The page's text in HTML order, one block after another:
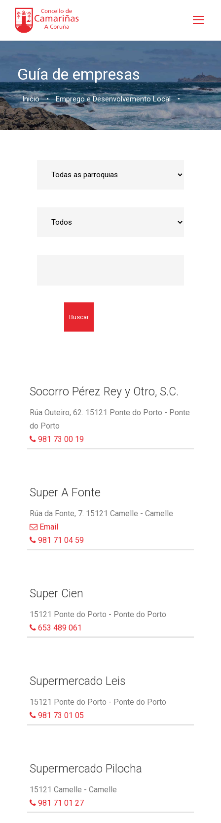
Guía de empresas
Inicio • Emprego e Desenvolvemento Local •
Buscar
Socorro Pérez Rey y Otro, S.C.
Rúa Outeiro, 62. 15121 Ponte do Porto - Ponte
do Porto
981 73 00 19
Super A Fonte
Rúa da Fonte, 7. 15121 Camelle - Camelle
Email
981 71 04 59
Super Cien
15121 Ponte do Porto - Ponte do Porto
653 489 061
Supermercado Leis
15121 Ponte do Porto - Ponte do Porto
981 73 01 05
Supermercado Pilocha
15121 Camelle - Camelle
981 71 01 27